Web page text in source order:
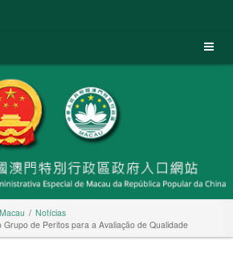
Notícias
de Peritos para a Avaliação de Qualidade